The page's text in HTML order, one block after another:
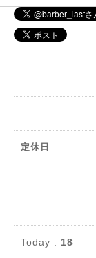
定休日
Today : 18